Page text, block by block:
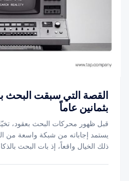
القصة التي سبقت البحث
بثمانين عاماً
قبل ظهور محركات البحث بعقود،
يستمد إجاباته من شبكة واسعة من
ذلك الخيال واقعاً، إذ بات البحث